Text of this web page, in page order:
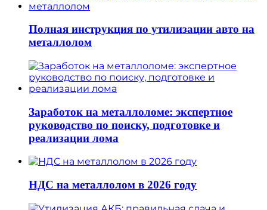
Полная инструкция по утилизации авто на
металлолом
Заработок на металлоломе: экспертное
руководство по поиску, подготовке и
реализации лома
НДС на металлолом в 2026 году